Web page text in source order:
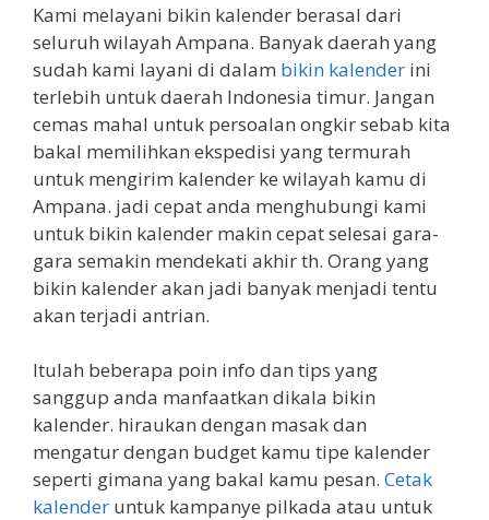
Kami melayani bikin kalender berasal dari
seluruh wilayah Ampana. Banyak daerah yang
sudah kami layani di dalam bikin kalender ini
terlebih untuk daerah Indonesia timur. Jangan
cemas mahal untuk persoalan ongkir sebab kita
bakal memilihkan ekspedisi yang termurah
untuk mengirim kalender ke wilayah kamu di
Ampana. jadi cepat anda menghubungi kami
untuk bikin kalender makin cepat selesai gara-
gara semakin mendekati akhir th. Orang yang
bikin kalender akan jadi banyak menjadi tentu
akan terjadi antrian.
Itulah beberapa poin info dan tips yang
sanggup anda manfaatkan dikala bikin
kalender. hiraukan dengan masak dan
mengatur dengan budget kamu tipe kalender
seperti gimana yang bakal kamu pesan. Cetak
kalender untuk kampanye pilkada atau untuk